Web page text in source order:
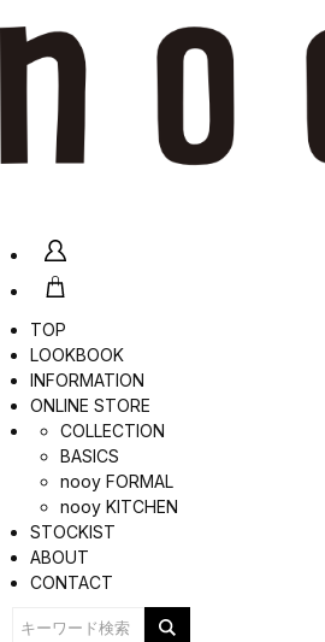
TOP
LOOKBOOK
INFORMATION
ONLINE STORE
COLLECTION
BASICS
nooy FORMAL
nooy KITCHEN
STOCKIST
ABOUT
CONTACT